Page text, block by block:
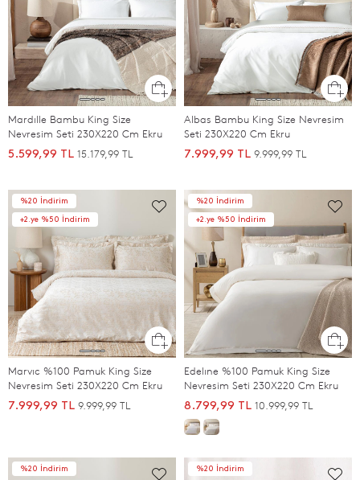
Mardılle Bambu King Size
Nevresim Seti 230X220 Cm Ekru
5.599,99 TL 15.179,99 TL
Albas Bambu King Size Nevresim
Seti 230X220 Cm Ekru
7.999,99 TL 9.999,99 TL
%20 İndirim
+2.ye %50 İndirim
Marvıc %100 Pamuk King Size
Nevresim Seti 230X220 Cm Ekru
7.999,99 TL 9.999,99 TL
%20 İndirim
+2.ye %50 İndirim
Edelıne %100 Pamuk King Size
Nevresim Seti 230X220 Cm Ekru
8.799,99 TL 10.999,99 TL
%20 İndirim %20 İndirim